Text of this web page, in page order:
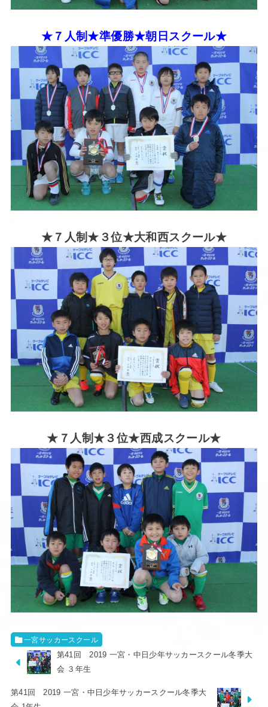
★７人制★準優勝★朝日スクール★
★７人制★３位★大和西スクール★
★７人制★３位★西成スクール★
一宮サッカースクール
第41回 2019 一宮・中日少年サッカースクール冬季大
会 ３年生
第41回 2019 一宮・中日少年サッカースクール冬季大